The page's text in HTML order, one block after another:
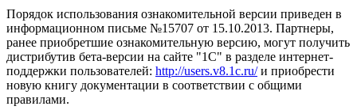
Порядок использования ознакомительной версии приведен в
информационном письме №15707 от 15.10.2013. Партнеры,
ранее приобретшие ознакомительную версию, могут получить
дистрибутив бета-версии на сайте "1С" в разделе интернет-
поддержки пользователей: http://users.v8.1c.ru/и приобрести
новую книгу документации в соответствии с общими
правилами.